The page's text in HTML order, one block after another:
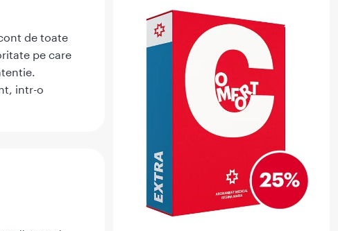
de toate
pe care
intr-o